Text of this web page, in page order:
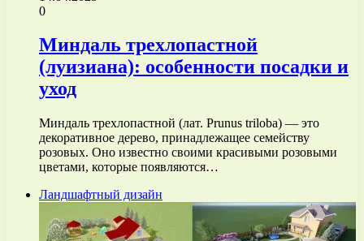
0
Миндаль трехлопастной
(луизиана): особенности посадки и
уход
Миндаль трехлопастной (лат. Prunus triloba) — это
декоративное дерево, принадлежащее семейству
розовых. Оно известно своими красивыми розовыми
цветами, которые появляются…
Ландшафтный дизайн